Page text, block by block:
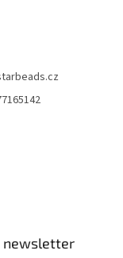
newsletter